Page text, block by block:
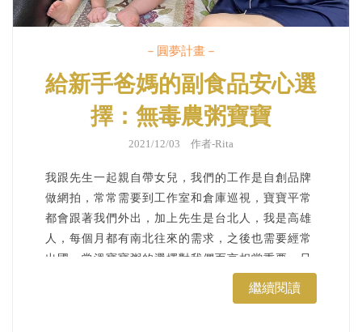
－圓夢計畫－
給新手爸媽的副食品安心選
擇：無毒農粥寶寶
2021/12/03 作者-Rita
我跟先生一起親自帶女兒，我們的工作是自創品牌
做網拍，常常需要到工作室和倉庫巡視，寶寶平常
都會跟著我們外出，加上先生是台北人，我是高雄
人，每個月都有南北往來的需求，之後也需要經常
出國，常溫寶寶粥的選擇對我們而言相當重要，只
能說無毒農粥寶寶的副食品，真的是媽咪們的神隊
繼續閱讀